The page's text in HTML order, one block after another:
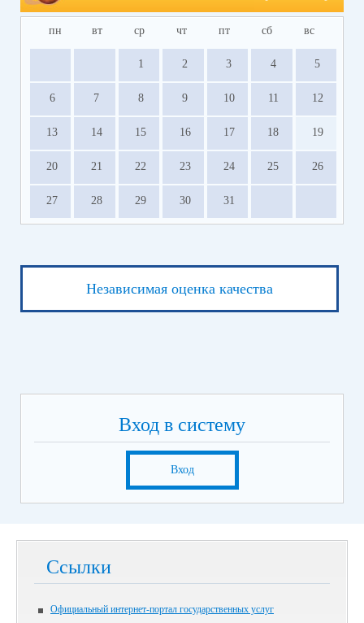
пн вт ср чт пт сб вс
1 2 3 4 5
6 7 8 9 10 11 12
13 14 15 16 17 18 19
20 21 22 23 24 25 26
27 28 29 30 31
Независимая оценка качества
Вход в систему
Вход
Ссылки
Официальный интернет-портал государственных услуг